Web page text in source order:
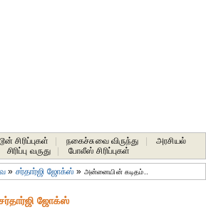
சிரிப்புகள் நகைச்சுவை விருந்து
அரசியல்
சிரிப்பு வருது போலீஸ் சிரிப்புகள்
» சர்தார்ஜி ஜோக்ஸ் » அன்னையின் கடிதம்..
ஜோக்ஸ்